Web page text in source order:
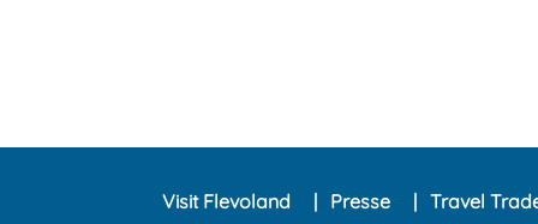
Visit Flevoland Presse Travel